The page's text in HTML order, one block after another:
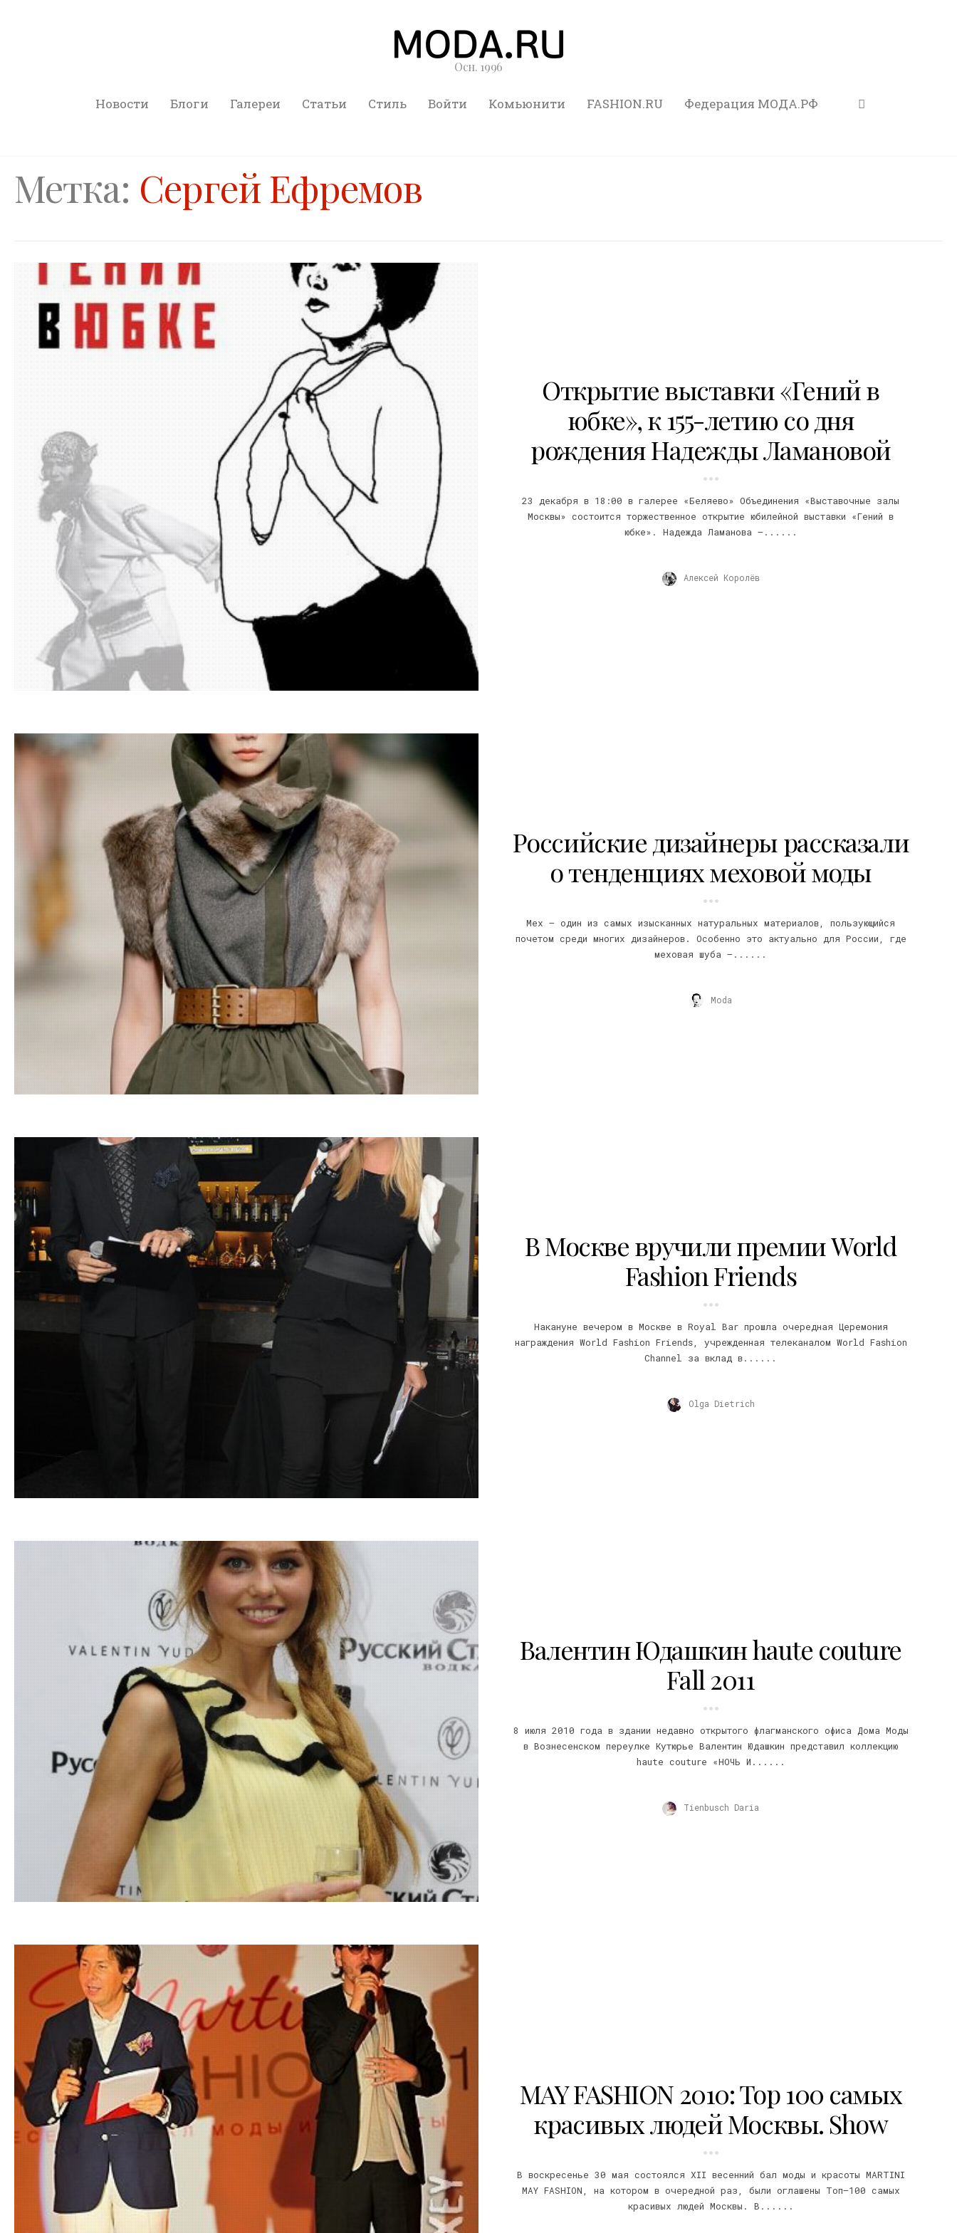
Осн. 1996
Новости Блоги Галереи Статьи Стиль Войти Комьюнити FASHION.RU Федерация МОДА.РФ
Метка: Сергей Ефремов
Открытие выставки «Гений в
юбке», к 155-летию со дня
рождения Надежды Ламановой
23 декабря в 18:00 в галерее «Беляево» Объединения «Выставочные залы
Москвы» состоится торжественное открытие юбилейной выставки «Гений в
юбке». Надежда Ламанова –......
Алексей Королёв
Российские дизайнеры рассказали
о тенденциях меховой моды
Мех – один из самых изысканных натуральных материалов, пользующийся
почетом среди многих дизайнеров. Особенно это актуально для России, где
меховая шуба –......
Moda
В Москве вручили премии World
Fashion Friends
Накануне вечером в Москве в Royal Bar прошла очередная Церемония
награждения World Fashion Friends, учрежденная телеканалом World Fashion
Channel за вклад в......
Olga Dietrich
Валентин Юдашкин haute couture
Fall 2011
8 июля 2010 года в здании недавно открытого флагманского офиса Дома Моды
в Вознесенском переулке Кутюрье Валентин Юдашкин представил коллекцию
haute couture «НОЧЬ И......
Tienbusch Daria
MAY FASHION 2010: Top 100 самых
красивых людей Москвы. Show
В воскресенье 30 мая состоялся XII весенний бал моды и красоты MARTINI
MAY FASHION, на котором в очередной раз, были оглашены Тoп–100 самых
красивых людей Москвы. В......